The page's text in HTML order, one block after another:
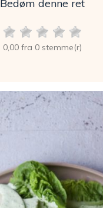
Bedøm denne ret
0,00 fra 0 stemme(r)